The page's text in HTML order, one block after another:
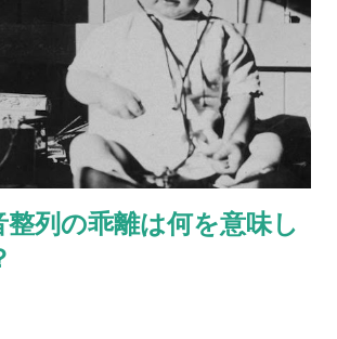
列の乖離は何を意味し